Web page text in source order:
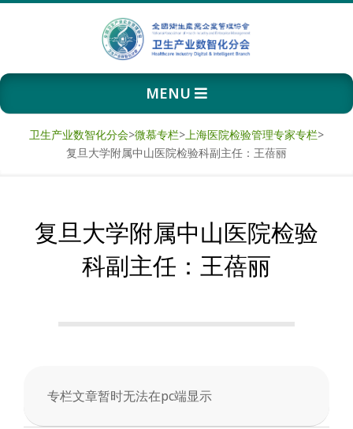
卫
生
产
数
会
Primary
Navigation
MENU
卫生产业数智化分会>微慕专栏>上海医院检验管理专家专栏>
复旦大学附属中山医院检验科副主任：王蓓丽
复旦大学附属中山医院检验
科副主任：王蓓丽
专栏文章暂时无法在pc端显示
2025-